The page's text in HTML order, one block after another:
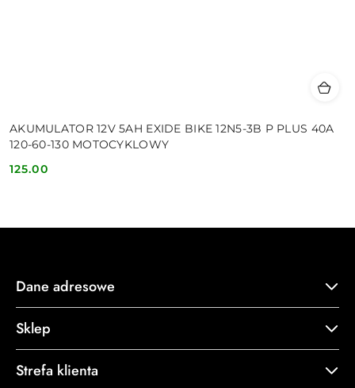
AKUMULATOR 12V 5AH EXIDE BIKE 12N5-3B P PLUS 40A
120-60-130 MOTOCYKLOWY
Cena:
125.00
Dane adresowe
Sklep
Strefa klienta